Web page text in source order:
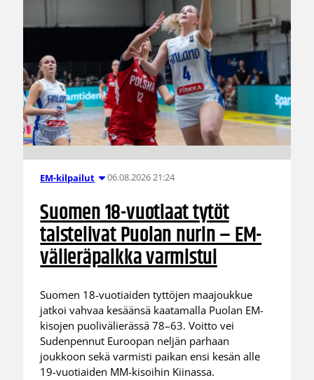
EM-kilpailut 06.08.2026 21:24
Suomen 18-vuotiaat tytöt
taistelivat Puolan nurin – EM-
välieräpaikka varmistui
Suomen 18-vuotiaiden tyttöjen maajoukkue
jatkoi vahvaa kesäänsä kaatamalla Puolan EM-
kisojen puolivälierässä 78–63. Voitto vei
Sudenpennut Euroopan neljän parhaan
joukkoon sekä varmisti paikan ensi kesän alle
19-vuotiaiden MM-kisoihin Kiinassa.